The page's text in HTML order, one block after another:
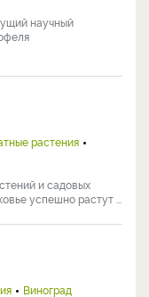
научный
растения
и садовых
успешно растут ...
Виноград